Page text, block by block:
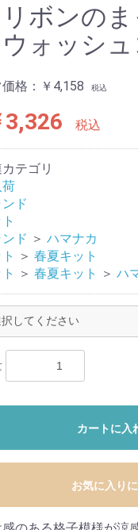
ル
ボンの
ウォッシ
格： ￥4,158 税込
3,326 税込
テゴリ
荷
ド
ド ＞ ハマナカ
＞ 春夏キット
＞ 春夏キット ＞ ハ
カートに入
お気に入り